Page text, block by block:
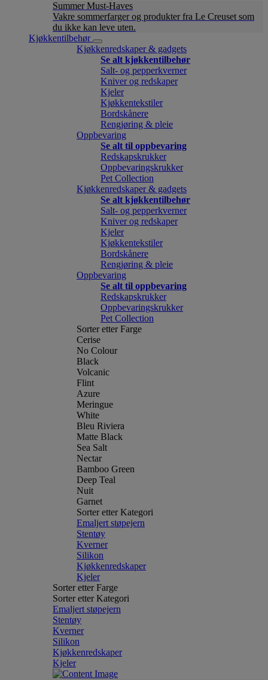
Summer Must-Haves
Vakre sommerfarger og produkter fra Le Creuset som
du ikke kan leve uten.
Kjøkkentilbehør
Kjøkkenredskaper & gadgets
Se alt kjøkkentilbehør
Salt- og pepperkverner
Kniver og redskaper
Kjeler
Kjøkkentekstiler
Bordskånere
Rengjøring & pleie
Oppbevaring
Se alt til oppbevaring
Redskapskrukker
Oppbevaringskrukker
Pet Collection
Kjøkkenredskaper & gadgets
Se alt kjøkkentilbehør
Salt- og pepperkverner
Kniver og redskaper
Kjeler
Kjøkkentekstiler
Bordskånere
Rengjøring & pleie
Oppbevaring
Se alt til oppbevaring
Redskapskrukker
Oppbevaringskrukker
Pet Collection
Sorter etter Farge
Cerise
No Colour
Black
Volcanic
Flint
Azure
Meringue
White
Bleu Riviera
Matte Black
Sea Salt
Nectar
Bamboo Green
Deep Teal
Nuit
Garnet
Sorter etter Kategori
Emaljert støpejern
Stentøy
Kverner
Silikon
Kjøkkenredskaper
Kjeler
Sorter etter Farge
Sorter etter Kategori
Emaljert støpejern
Stentøy
Kverner
Silikon
Kjøkkenredskaper
Kjeler